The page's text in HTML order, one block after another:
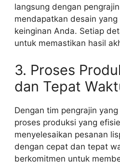
langsung dengan
mendapatkan desain
keinginan Anda. Setiap
untuk memastikan hasil
3. Proses
dan Tepat
Dengan tim pengrajin
proses produksi yang
menyelesaikan pesanan
dengan cepat dan tepat
berkomitmen untuk